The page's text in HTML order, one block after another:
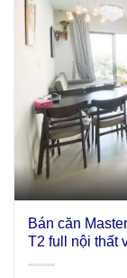
Bán căn
T2 full nội thất